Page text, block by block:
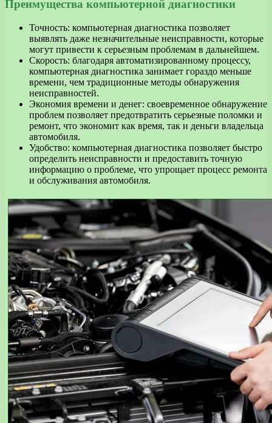
Преимущества компьютерной диагностики
Точность: компьютерная диагностика позволяет
выявлять даже незначительные неисправности, которые
могут привести к серьезным проблемам в дальнейшем.
Скорость: благодаря автоматизированному процессу,
компьютерная диагностика занимает гораздо меньше
времени, чем традиционные методы обнаружения
неисправностей.
Экономия времени и денег: своевременное обнаружение
проблем позволяет предотвратить серьезные поломки и
ремонт, что экономит как время, так и деньги владельца
автомобиля.
Удобство: компьютерная диагностика позволяет быстро
определить неисправности и предоставить точную
информацию о проблеме, что упрощает процесс ремонта
и обслуживания автомобиля.